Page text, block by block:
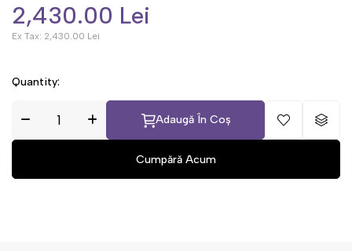
2,430.00 Lei
Ex Tax: 2,430.00 Lei
Quantity:
Adaugă În Coș